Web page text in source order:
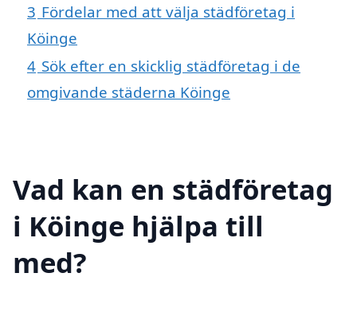
3 Fördelar med att välja städföretag i
Köinge
4 Sök efter en skicklig städföretag i de
omgivande städerna Köinge
Vad kan en städföretag
i Köinge hjälpa till
med?